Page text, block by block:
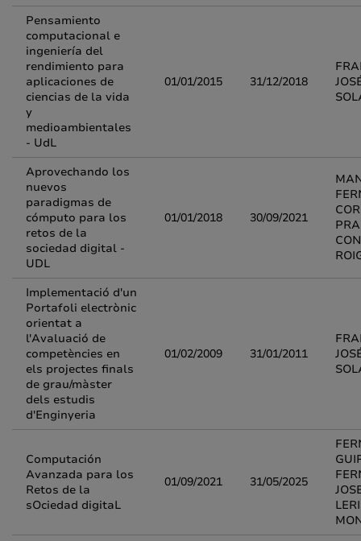
Pensamiento
computacional e
ingeniería del
rendimiento para
aplicaciones de
ciencias de la vida
y
medioambientales
- UdL
01/01/2015 31/12/2018
Aprovechando los
nuevos
paradigmas de
cómputo para los
retos de la
sociedad digital -
UDL
01/01/2018 30/09/2021
Implementació d'un
Portafoli electrònic
orientat a
l'Avaluació de
competències en
els projectes finals
de grau/màster
dels estudis
d'Enginyeria
01/02/2009 31/01/2011
Computación
Avanzada para los
Retos de la
sOciedad digitaL
01/09/2021 31/05/2025